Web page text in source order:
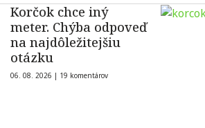
Korčok chce iný
meter. Chýba odpoveď
na najdôležitejšiu
otázku
06. 08. 2026 | 19 komentárov